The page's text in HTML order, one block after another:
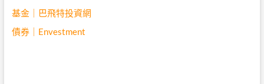
基金｜巴飛特投資網
債券｜Envestment